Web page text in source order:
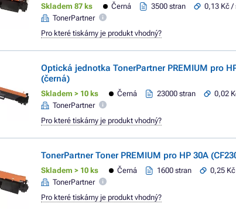
Skladem 87 ks Černá 3500 stran
0,13 Kč /
TonerPartner
Pro které tiskárny je produkt vhodný?
Optická jednotka TonerPartner PREMIUM pro
(černá)
Skladem > 10 ks Černá 23000 stran
0,02
TonerPartner
Pro které tiskárny je produkt vhodný?
TonerPartner Toner PREMIUM pro HP 30A
Skladem > 10 ks Černá 1600 stran
0,25
TonerPartner
Pro které tiskárny je produkt vhodný?